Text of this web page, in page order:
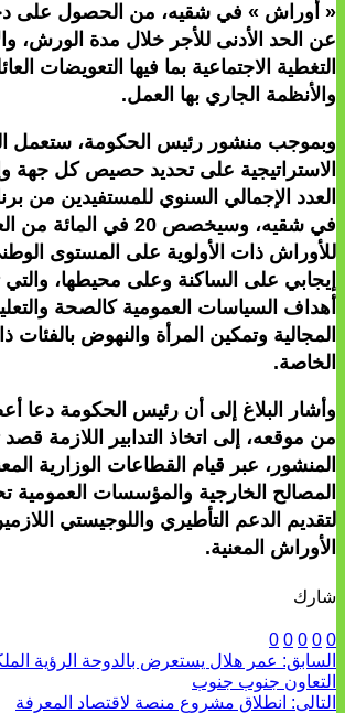
« أوراش » في شقيه، من الحصول على
عن الحد الأدنى للأجر خلال مدة الورش،
التغطية الاجتماعية بما فيها التعويضات
والأنظمة الجاري بها العمل.
وبموجب منشور رئيس الحكومة، ستعمل
الاستراتيجية على تحديد حصيص كل جهة
العدد الإجمالي السنوي للمستفيدين من
في شقيه، وسيخصص 20 في
للأوراش ذات الأولوية على المستوى
إيجابي على الساكنة وعلى محيطها،
أهداف السياسات العمومية كالصحة
المجالية وتمكين المرأة والنهوض بالفئات
الخاصة.
وأشار البلاغ إلى أن رئيس الحكومة دعا
من موقعه، إلى اتخاذ التدابير اللازمة
المنشور، عبر قيام القطاعات الوزارية
المصالح الخارجية والمؤسسات العمومية
لتقديم الدعم التأطيري واللوجيستي
الأوراش المعنية.
شارك
0
0
0
0
0
السابق: عمر هلال يستعرض بالدوحة الرؤية
التعاون جنوب جنوب
التالى: انطلاق مشروع منصة لاقتصاد المعرفة